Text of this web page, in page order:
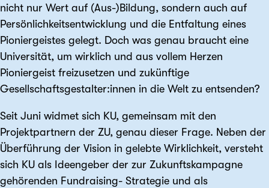
nicht nur Wert auf (Aus-)Bildung, sondern auch auf
Persönlichkeitsentwicklung und die Entfaltung eines
Pioniergeistes gelegt. Doch was genau braucht eine
Universität, um wirklich und aus vollem Herzen
Pioniergeist freizusetzen und zukünftige
Gesellschaftsgestalter:innen in die Welt zu entsenden?
Seit Juni widmet sich KU, gemeinsam mit den
Projektpartnern der ZU, genau dieser Frage. Neben der
Überführung der Vision in gelebte Wirklichkeit, versteht
sich KU als Ideengeber der zur Zukunftskampagne
gehörenden Fundraising- Strategie und als